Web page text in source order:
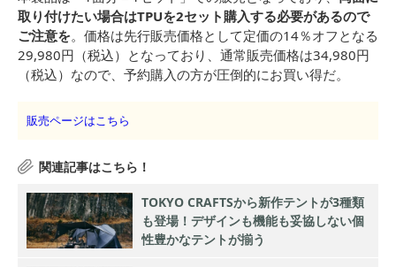
取り付けたい場合はTPUを2セット購入する必要があるので
ご注意を。価格は先行販売価格として定価の14％オフとなる
29,980円（税込）となっており、通常販売価格は34,980円
（税込）なので、予約購入の方が圧倒的にお買い得だ。
販売ページはこちら
TOKYO CRAFTSから新作テントが3種類
も登場！デザインも機能も妥協しない個
性豊かなテントが揃う